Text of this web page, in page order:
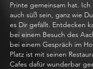
Printe gemeinsam hat.
auch süß sein, ganz wie
es Dir gefällt. Entdecken
bei einem Besuch des
bei einem Gespräch im
Platz ist mit seinen
Cafes dafür wunderbar